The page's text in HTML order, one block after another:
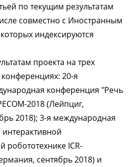
по текущим результатам
совместно с Иностранным
индексируются
проекта на трех
20-я
конференция "Речь
2018 (Лейпциг,
2018); 3-я международная
робототехнике ICR-
сентябрь 2018) и